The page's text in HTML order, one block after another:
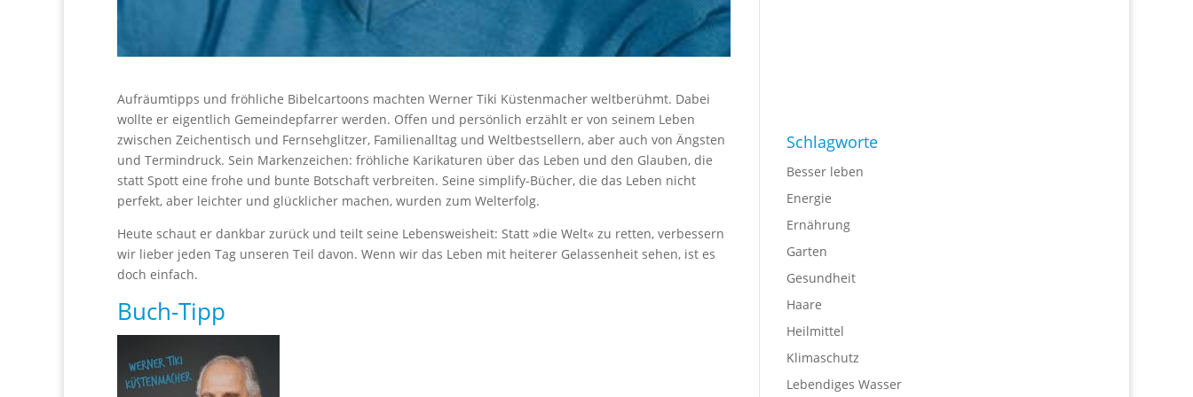
Aufräumtipps und fröhliche Bibelcartoons machten Werner Tiki Küstenmacher weltberühmt. Dabei
wollte er eigentlich Gemeindepfarrer werden. Offen und persönlich erzählt er von seinem Leben
zwischen Zeichentisch und Fernsehglitzer, Familienalltag und Weltbestsellern, aber auch von Ängsten
und Termindruck. Sein Markenzeichen: fröhliche Karikaturen über das Leben und den Glauben, die
statt Spott eine frohe und bunte Botschaft verbreiten. Seine simplify-Bücher, die das Leben nicht
perfekt, aber leichter und glücklicher machen, wurden zum Welterfolg.
Heute schaut er dankbar zurück und teilt seine Lebensweisheit: Statt »die Welt« zu retten, verbessern
wir lieber jeden Tag unseren Teil davon. Wenn wir das Leben mit heiterer Gelassenheit sehen, ist es
doch einfach.
Buch-Tipp
Schlagworte
Besser leben
Energie
Ernährung
Garten
Gesundheit
Haare
Heilmittel
Klimaschutz
Lebendiges Wasser